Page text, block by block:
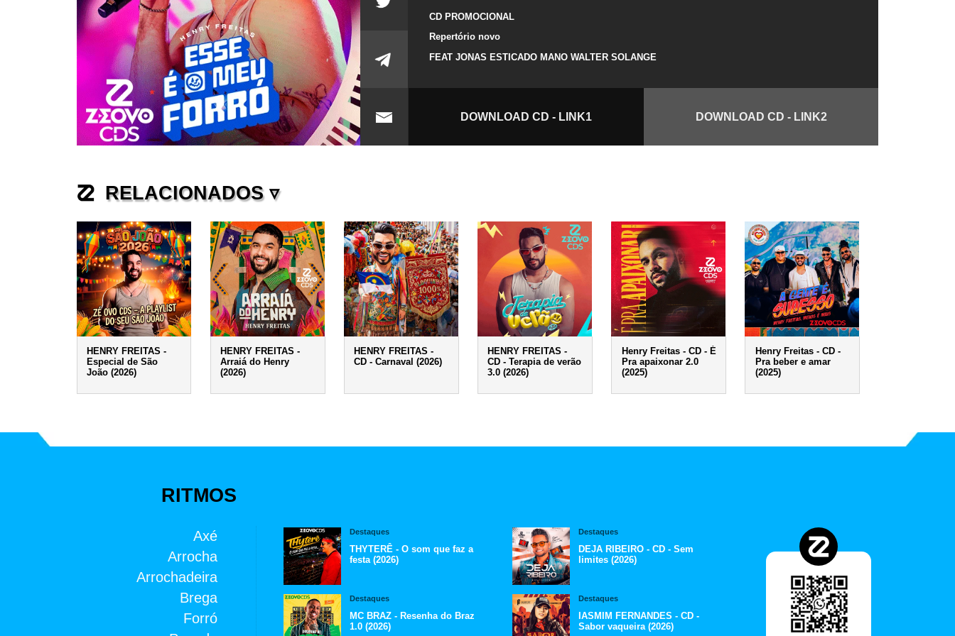
CD PROMOCIONAL
Repertório novo
FEAT JONAS ESTICADO MANO WALTER SOLANGE
DOWNLOAD CD - LINK1 DOWNLOAD CD - LINK2
RELACIONADOS ▿
HENRY FREITAS -
Especial de São
João (2026)
HENRY FREITAS -
Arraiá do Henry
(2026)
HENRY FREITAS -
CD - Carnaval (2026)
HENRY FREITAS -
CD - Terapia de verão
3.0 (2026)
Henry Freitas - CD - É
Pra apaixonar 2.0
(2025)
Henry Freitas - CD -
Pra beber e amar
(2025)
RITMOS
Axé
Arrocha
Arrochadeira
Brega
Forró
Destaques
THYTERÊ - O som que faz a
festa (2026)
Destaques
DEJA RIBEIRO - CD - Sem
limites (2026)
Destaques
MC BRAZ - Resenha do Braz
1.0 (2026)
Destaques
IASMIM FERNANDES - CD -
Sabor vaqueira (2026)